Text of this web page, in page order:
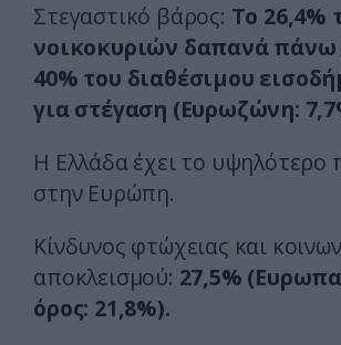
Στεγαστικό βάρος: Το 26,4%
νοικοκυριών δαπανά πάνω
40% του διαθέσιμου
για στέγαση (Ευρωζώνη:
Η Ελλάδα έχει το υψηλότερο
στην Ευρώπη.
Κίνδυνος φτώχειας και
αποκλεισμού: 27,5%
όρος: 21,8%).